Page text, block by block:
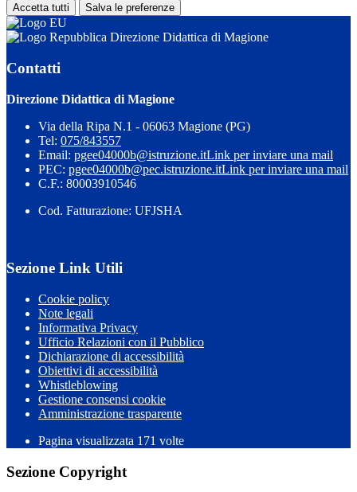
Accetta tutti Salva le preferenze
Direzione Didattica di Magione
Contatti
Direzione Didattica di Magione
Via della Ripa N.1 - 06063 Magione (PG)
Tel: 075/843557
Email: pgee04000b@istruzione.itLink per inviare una mail
PEC: pgee04000b@pec.istruzione.itLink per inviare una mail
C.F.: 80003910546
Cod. Fatturazione: UFJSHA
Sezione Link Utili
Cookie policy
Note legali
Informativa Privacy
Ufficio Relazioni con il Pubblico
Dichiarazione di accessibilità
Obiettivi di accessibilità
Whistleblowing
Gestione consensi cookie
Amministrazione trasparente
Pagina visualizzata 171 volte
Sezione Copyright